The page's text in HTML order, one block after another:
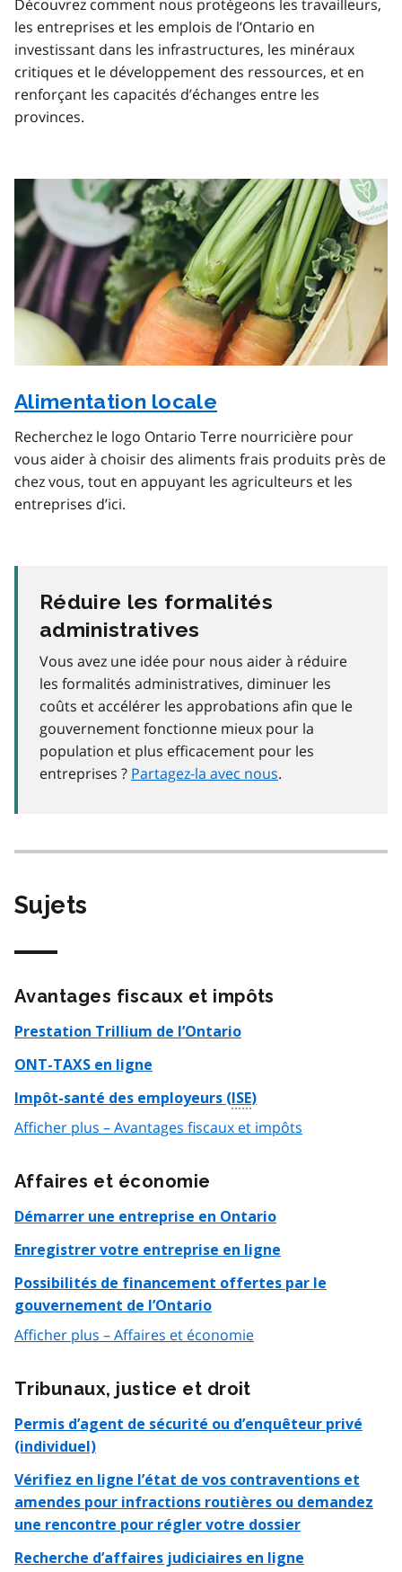
Découvrez comment nous protégeons les travailleurs,
les entreprises et les emplois de l’Ontario en
investissant dans les infrastructures, les minéraux
critiques et le développement des ressources, et en
renforçant les capacités d’échanges entre les
provinces.
Alimentation locale
Recherchez le logo Ontario Terre nourricière pour
vous aider à choisir des aliments frais produits près de
chez vous, tout en appuyant les agriculteurs et les
entreprises d’ici.
Réduire les formalités
administratives
Vous avez une idée pour nous aider à réduire
les formalités administratives, diminuer les
coûts et accélérer les approbations afin que le
gouvernement fonctionne mieux pour la
population et plus efficacement pour les
entreprises ? Partagez-la avec nous.
Sujets
Avantages fiscaux et impôts
Prestation Trillium de l’Ontario
ONT-TAXS en ligne
Impôt-santé des employeurs (ISE)
Afficher plus – Avantages fiscaux et impôts
Affaires et économie
Démarrer une entreprise en Ontario
Enregistrer votre entreprise en ligne
Possibilités de financement offertes par le
gouvernement de l’Ontario
Afficher plus – Affaires et économie
Tribunaux, justice et droit
Permis d’agent de sécurité ou d’enquêteur privé
(individuel)
Vérifiez en ligne l’état de vos contraventions et
amendes pour infractions routières ou demandez
une rencontre pour régler votre dossier
Recherche d’affaires judiciaires en ligne